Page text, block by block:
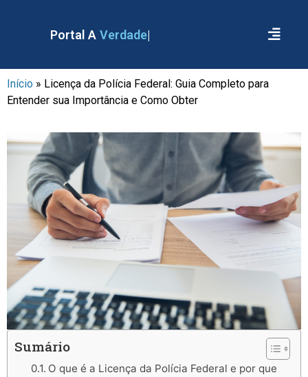
Portal A Verdade
Início » Licença da Polícia Federal: Guia Completo para
Entender sua Importância e Como Obter
Sumário
O que é a Licença da Polícia Federal e por que